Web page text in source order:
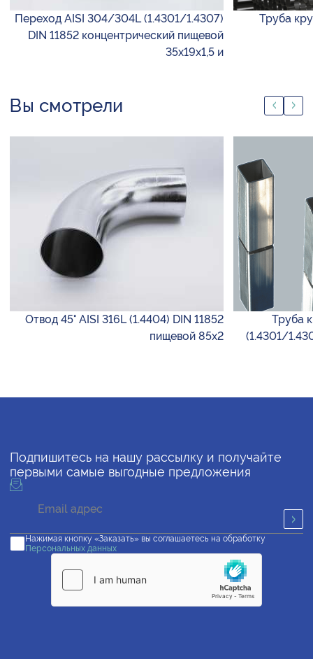
Переход AISI 304/304L (1.4301/1.4307)
DIN 11852 концентрический пищевой
35х19х1,5 и
Труба
Вы смотрели
Отвод 45° AISI 316L (1.4404) DIN 11852
пищевой 85х2
Труба
(1.4301/
Подпишитесь на нашу рассылку и получайте
первыми самые выгодные предложения
Нажимая кнопку «Заказать» вы соглашаетесь на обработку
Персональных данных